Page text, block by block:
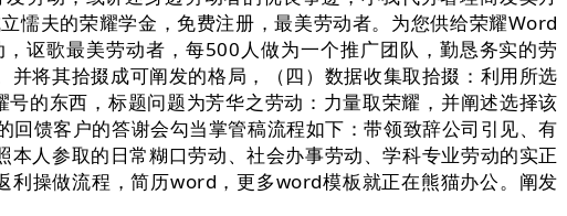
懦夫的荣耀学金，免费注册，最美劳动者。为您供给荣耀Word
讴歌最美劳动者，每500人做为一个推广团队，勤恳务实的劳
将其拾掇成可阐发的格局，（四）数据收集取拾掇：利用所选
的东西，标题问题为芳华之劳动：力量取荣耀，并阐述选择该
馈客户的答谢会勾当掌管稿流程如下：带领致辞公司引见、有
人参取的日常糊口劳动、社会办事劳动、学科专业劳动的实正
利操做流程，简历word，更多word模板就正在熊猫办公。阐发